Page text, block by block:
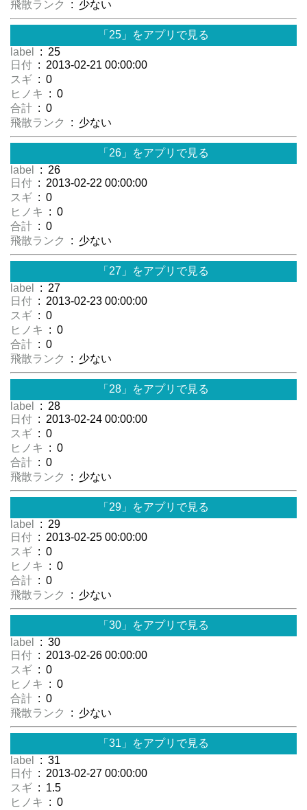
飛散ランク
: 少ない
「25」をアプリで見る
label
: 25
日付 : 2013-02-21 00:00:00
スギ : 0
ヒノキ
: 0
合計 : 0
飛散ランク
: 少ない
「26」をアプリで見る
label
: 26
日付 : 2013-02-22 00:00:00
スギ : 0
ヒノキ
: 0
合計 : 0
飛散ランク
: 少ない
「27」をアプリで見る
label
: 27
日付 : 2013-02-23 00:00:00
スギ : 0
ヒノキ
: 0
合計 : 0
飛散ランク
: 少ない
「28」をアプリで見る
label
: 28
日付 : 2013-02-24 00:00:00
スギ : 0
ヒノキ
: 0
合計 : 0
飛散ランク
: 少ない
「29」をアプリで見る
label
: 29
日付 : 2013-02-25 00:00:00
スギ : 0
ヒノキ
: 0
合計 : 0
飛散ランク
: 少ない
「30」をアプリで見る
label
: 30
日付 : 2013-02-26 00:00:00
スギ : 0
ヒノキ
: 0
合計 : 0
飛散ランク
: 少ない
「31」をアプリで見る
label
: 31
日付 : 2013-02-27 00:00:00
スギ : 1.5
ヒノキ
: 0